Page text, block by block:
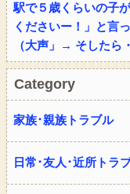
駅で５歳くらいの子
くださいー！」と言
（大声」→ そしたら
Category
家族･親族トラブル
日常･友人･近所トラ